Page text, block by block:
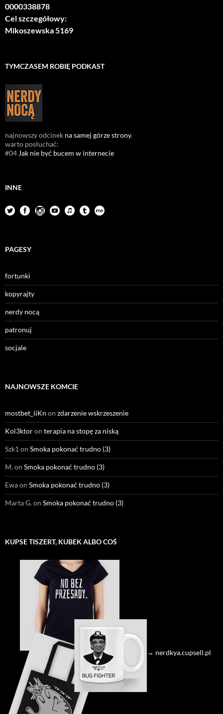
0000338878
Cel szczegółowy:
Mikoszewska 5169
TYMCZASEM ROBIĘ PODKAST
najnowszy odcinek na samej górze strony.
warto posłuchać:
#04Jak nie być bucem w internecie
INNE
PAGESY
fortunki
kopyrajty
nerdy nocą
patronuj
socjale
NAJNOWSZE KOMCIE
mostbet_iiKn on zdarzenie wskrzeszenie
Kol3ktoron terapia na stopę za niską
Szk1on Smoka pokonać trudno (3)
M.on Smoka pokonać trudno (3)
Ewaon Smoka pokonać trudno (3)
Marta G.on Smoka pokonać trudno (3)
KUPSE TISZERT, KUBEK ALBO COŚ
→ nerdkya.cupsell.pl